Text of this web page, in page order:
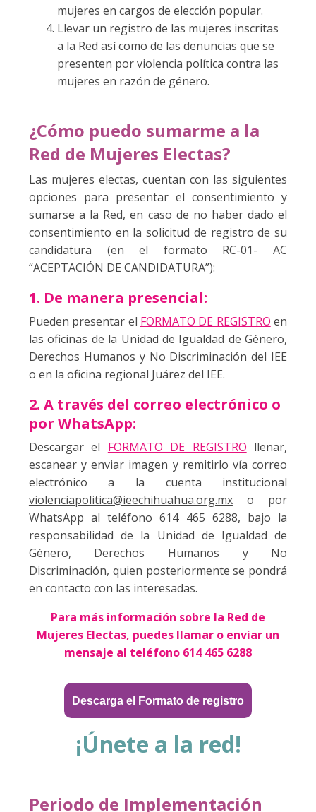
mujeres en cargos de elección popular.
Llevar un registro de las mujeres inscritas
a la Red así como de las denuncias que se
presenten por violencia política contra las
mujeres en razón de género.
¿Cómo puedo sumarme a la
Red de Mujeres Electas?
Las mujeres electas, cuentan con las siguientes
opciones para presentar el consentimiento y
sumarse a la Red, en caso de no haber dado el
consentimiento en la solicitud de registro de su
candidatura (en el formato RC-01- AC
“ACEPTACIÓN DE CANDIDATURA”):
1. De manera presencial:
Pueden presentar el FORMATO DE REGISTRO en
las oficinas de la Unidad de Igualdad de Género,
Derechos Humanos y No Discriminación del IEE
o en la oficina regional Juárez del IEE.
2. A través del correo electrónico o
por WhatsApp:
Descargar el FORMATO DE REGISTRO llenar,
escanear y enviar imagen y remitirlo vía correo
electrónico a la cuenta institucional
violenciapolitica@ieechihuahua.org.mxo por
WhatsApp al teléfono 614 465 6288, bajo la
responsabilidad de la Unidad de Igualdad de
Género, Derechos Humanos y No
Discriminación, quien posteriormente se pondrá
en contacto con las interesadas.
Para más información sobre la Red de
Mujeres Electas, puedes llamar o enviar un
mensaje al teléfono 614 465 6288
Descarga el Formato de registro
¡Únete a la red!
Periodo de Implementación